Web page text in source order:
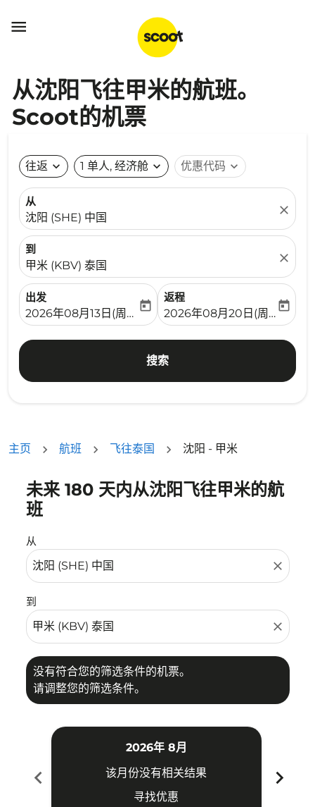

从沈阳飞往甲米的航班。
Scoot的机票
往返 expand_more 1 单人, 经济舱 expand_more 优惠代码 expand_more
从
沈阳 (SHE) 中国
close
到
甲米 (KBV) 泰国
close
出发
fc-booking-departure-date-aria-label
2026年08月13日(周四)
today
返程
fc-booking-return-date-
2026年08月20日(周四)
today
搜索
主页 航班 飞往泰国 沈阳 - 甲米
未来 180 天内从沈阳飞往甲米的航
班
从
close
到
close
没有符合您的筛选条件的机票。
请调整您的筛选条件。
没有符合您的筛选条件的机票。请调整您的筛选条件。
chevron_left
2026年 8月
该月份没有相关结果
寻找优惠
chevron_right